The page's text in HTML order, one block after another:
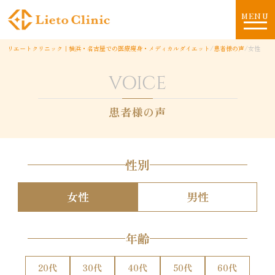
MENU
リエートクリニック｜横浜・名古屋での医療痩身・メディカルダイエット /患者様の声/女性
VOICE
患者様の声
性別
女性 男性
年齢
20代 30代 40代 50代 60代